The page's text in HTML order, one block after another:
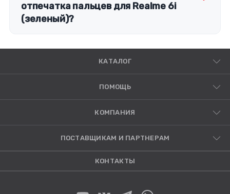
отпечатка пальцев для Realme 6i
(зеленый)?
КАТАЛОГ
ПОМОЩЬ
КОМПАНИЯ
ПОСТАВЩИКАМ И ПАРТНЕРАМ
КОНТАКТЫ